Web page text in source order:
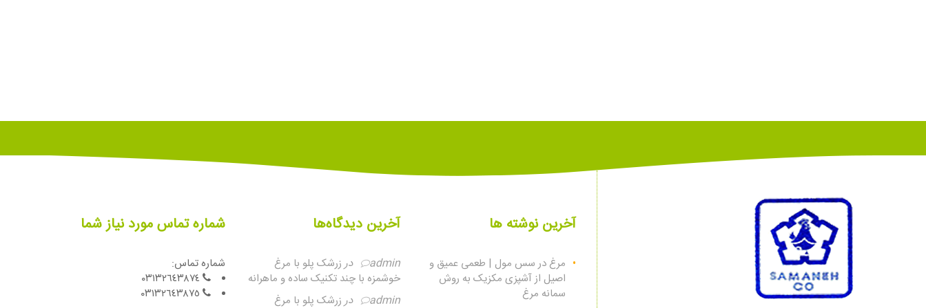
آخرین نوشته ها
مرغ در سس مول | طعمی عمیق و
اصیل از آشپزی مکزیک به روش
سمانه مرغ
آخرین دیدگاه‌ها
admin درزرشک پلو با مرغ
خوشمزه با چند تکنیک ساده و ماهرانه
admin
درزرشک پلو با مرغ
شماره تماس مورد نیاز شما
شماره تماس: